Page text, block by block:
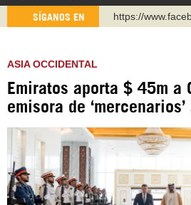
SÍGANOS EN
https://
https://t.me/
https://
Instagram
ASIA OCCIDENTAL
Emiratos aporta $ 45m a
emisora de ‘mercenarios’